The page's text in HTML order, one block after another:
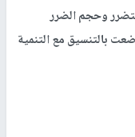
وحجم الضرر
بالتنسيق مع التنمية